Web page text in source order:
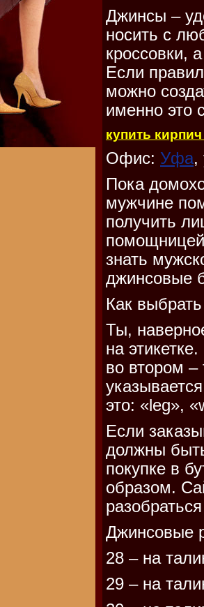
Джинсы –
носить с
кроссовки,
Если
можно
именно это
купить
Офис: Уфа,
Пока
мужчине
получить
знать
джинсовые
Как
Ты,
на
во втором
это: «leg»,
Если
должны
покупке в
образом.
Джинсовые
28 – на
29 – на